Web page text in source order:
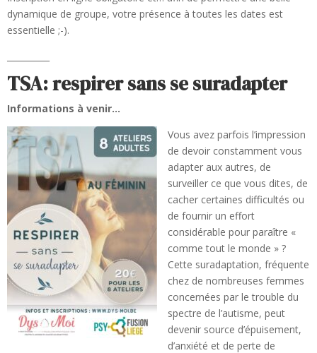
dynamique de groupe, votre présence à toutes les dates est
essentielle ;-).
TSA: respirer sans se suradapter
Informations à venir…
Vous avez parfois l’impression
de devoir constamment vous
adapter aux autres, de
surveiller ce que vous dites, de
cacher certaines difficultés ou
de fournir un effort
considérable pour paraître «
comme tout le monde » ?
Cette suradaptation, fréquente
chez de nombreuses femmes
concernées par le trouble du
spectre de l’autisme, peut
devenir source d’épuisement,
d’anxiété et de perte de